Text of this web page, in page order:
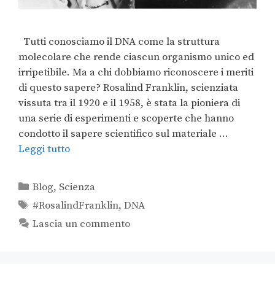
Tutti conosciamo il DNA come la struttura
molecolare che rende ciascun organismo unico ed
irripetibile. Ma a chi dobbiamo riconoscere i meriti
di questo sapere? Rosalind Franklin, scienziata
vissuta tra il 1920 e il 1958, è stata la pioniera di
una serie di esperimenti e scoperte che hanno
condotto il sapere scientifico sul materiale …
Leggi tutto
Blog, Scienza
#RosalindFranklin,DNA
Lascia un commento